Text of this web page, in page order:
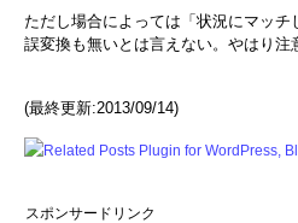
ただし場合によっては「状況にマッ
誤変換も無いとは言えない。やはり
(最終更新:2013/09/14)
スポンサードリンク